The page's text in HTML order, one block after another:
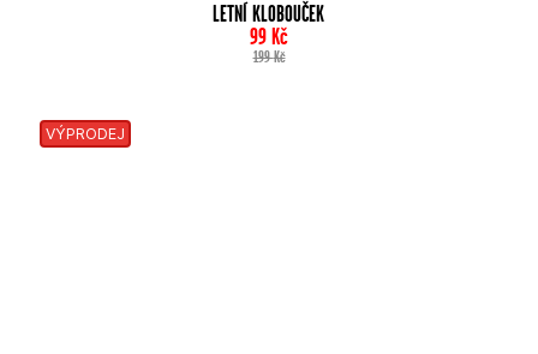
LETNÍ KLOBOUČEK
99Kč
199Kč
VÝPRODEJ